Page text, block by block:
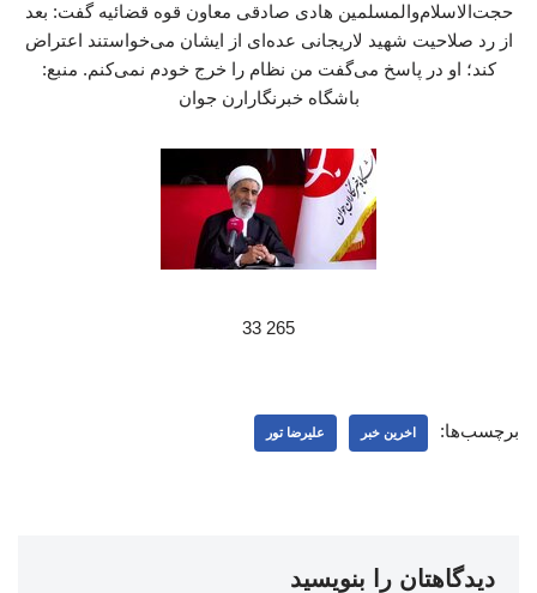
حجت‌الاسلام‌والمسلمین هادی صادقی معاون قوه قضائیه گفت: بعد
از رد صلاحیت شهید لاریجانی عده‌ای از ایشان می‌خواستند اعتراض
کند؛ او در پاسخ می‌گفت من نظام را خرج خودم نمی‌کنم. منبع:
باشگاه خبرنگارارن جوان
265 33
برچسب‌ها: اخرین خبر علیرضا تور
دیدگاهتان را بنویسید